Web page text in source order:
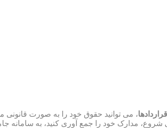
، می توانید حقوق خود را به صورت قانونی
مدارک خود را جمع آوری کنید، به سامانه